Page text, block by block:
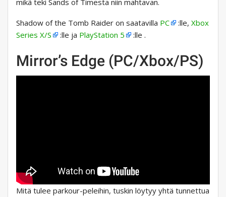
mikä teki Sands of Timesta niin mahtavan.
Shadow of the Tomb Raider on saatavilla PC :lle, Xbox
Series X/S
:lle ja PlayStation 5 :lle .
Mirror’s Edge (PC/Xbox/PS)
Mitä tulee parkour-peleihin, tuskin löytyy yhtä tunnettua